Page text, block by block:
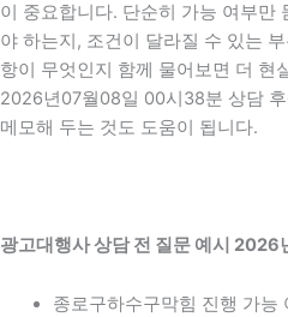
이 중요합니다. 단순히 가능 여부만
야 하는지, 조건이 달라질 수 있는
항이 무엇인지 함께 물어보면 더 현
2026년07월08일 00시38분 상담
메모해 두는 것도 도움이 됩니다.
광고대행사 상담 전 질문 예시
종로구하수구막힘 진행 가능